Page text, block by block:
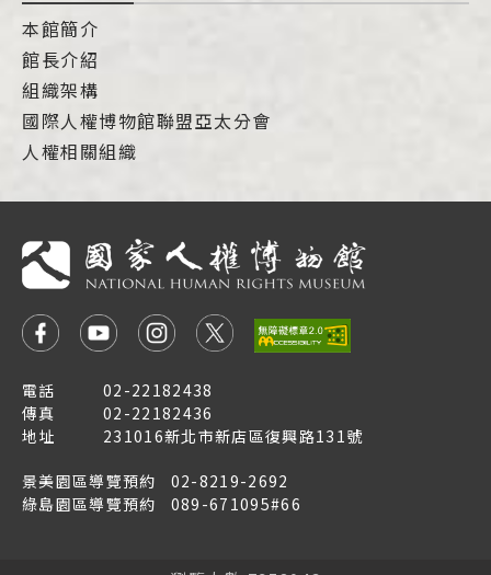
本館簡介
館長介紹
組織架構
國際人權博物館聯盟亞太分會
人權相關組織
電話
02-22182438
傳真
02-22182436
地址
231016新北市新店區復興路131號
景美園區導覽預約
02-8219-2692
綠島園區導覽預約
089-671095#66